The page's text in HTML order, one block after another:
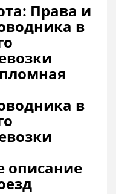
Права и
в
в
описание